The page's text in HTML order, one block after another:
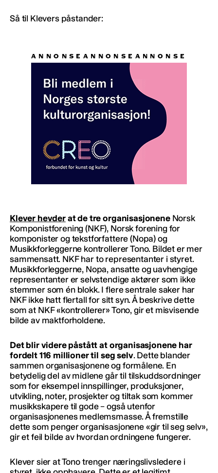
Så til Klevers påstander:
Klever hevderat de tre organisasjoneneNorsk
Komponistforening (NKF), Norsk forening for
komponister og tekstforfattere (Nopa) og
Musikkforleggerne kontrollerer Tono. Bildet er mer
sammensatt. NKF har to representanter i styret.
Musikkforleggerne, Nopa, ansatte og uavhengige
representanter er selvstendige aktører som ikke
stemmer som én blokk. I flere sentrale saker har
NKF ikke hatt flertall for sitt syn. Å beskrive dette
som at NKF «kontrollerer» Tono, gir et misvisende
bilde av maktforholdene.
Det blir videre påstått at organisasjonene har
fordelt 116 millioner til seg selv. Dette blander
sammen organisasjonene og formålene. En
betydelig del av midlene går til tilskuddsordninger
som for eksempel innspillinger, produksjoner,
utvikling, noter, prosjekter og tiltak som kommer
musikkskapere til gode – også utenfor
organisasjonenes medlemsmasse. Å fremstille
dette som penger organisasjonene «gir til seg selv»,
gir et feil bilde av hvordan ordningene fungerer.
Klever sier at Tonotrenger næringslivsledere i